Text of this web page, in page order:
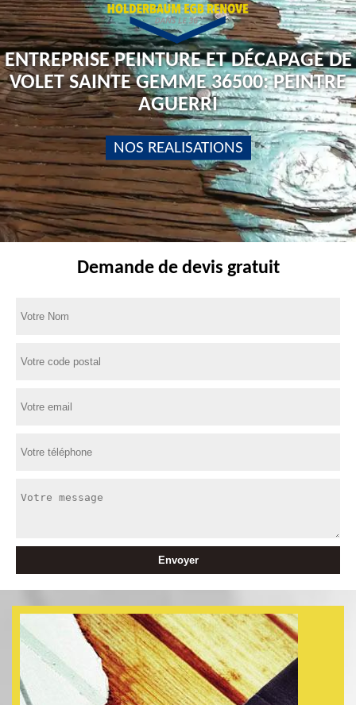
ENTREPRISE PEINTURE ET DÉCAPAGE DE
VOLET SAINTE GEMME 36500: PEINTRE
AGUERRI
NOS REALISATIONS
Demande de devis gratuit